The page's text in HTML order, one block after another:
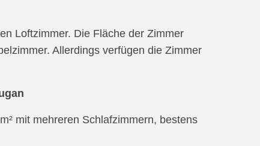
Loftzimmer. Die Fläche der Zimmer
Allerdings verfügen die Zimmer
mit mehreren Schlafzimmern, bestens